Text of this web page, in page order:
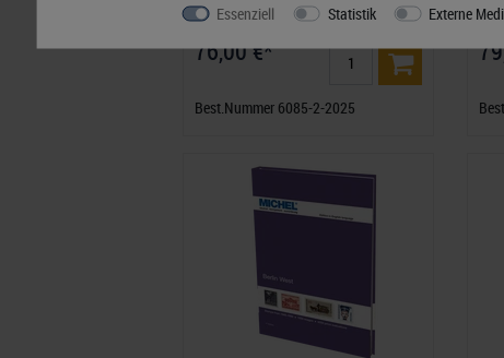
76,00 €*
Best.Nummer 6085-2-2025
Essenziell Statistik Externe